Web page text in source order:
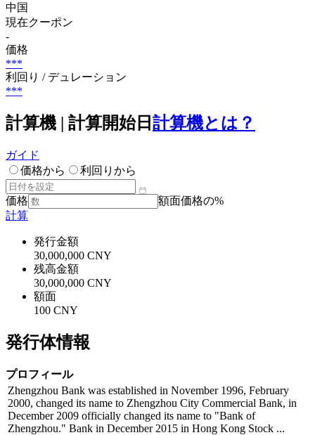
中国
現在クーポン
-
価格
***
利回り / デュレーション
***
計算機 | 計算開始日 計算機とは？
ガイド
価格から
利回りから
価格
額面価格の%
計算
発行金額
30,000,000 CNY
残高金額
30,000,000 CNY
額面
100 CNY
発行体情報
プロフィール
Zhengzhou Bank was established in November 1996, February
2000, changed its name to Zhengzhou City Commercial Bank, in
December 2009 officially changed its name to "Bank of
Zhengzhou." Bank in December 2015 in Hong Kong Stock ...